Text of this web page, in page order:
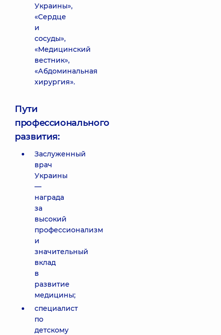
Украины»,
«Сердце
и
сосуды»,
«Медицинский
вестник»,
«Абдоминальная
хирургия».
Пути
профессионального
развития:
Заслуженный
врач
Украины
—
награда
за
высокий
профессионализм
и
значительный
вклад
в
развитие
медицины;
специалист
по
детскому